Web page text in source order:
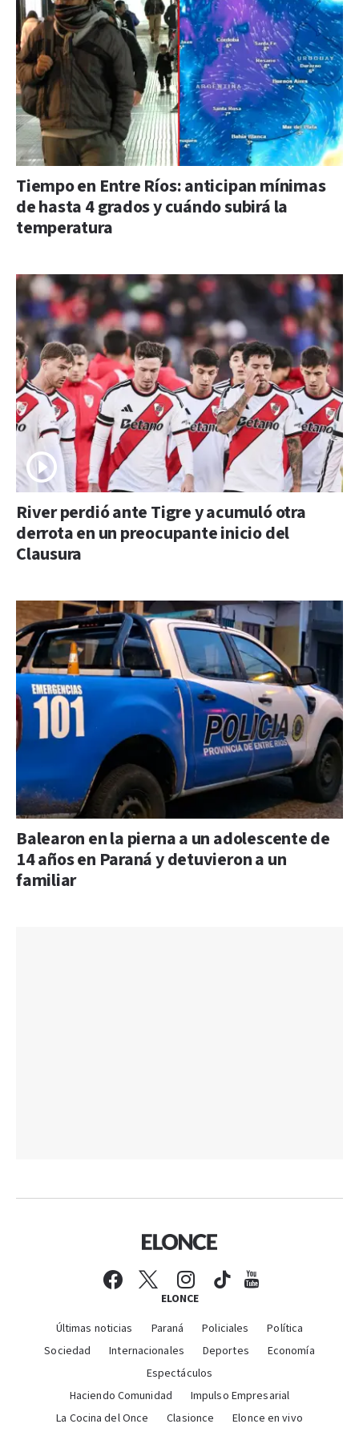
Tiempo en Entre Ríos: anticipan mínimas
de hasta 4 grados y cuándo subirá la
temperatura
River perdió ante Tigre y acumuló otra
derrota en un preocupante inicio del
Clausura
Balearon en la pierna a un adolescente de
14 años en Paraná y detuvieron a un
familiar
ELONCE
Últimas noticias Paraná Policiales
Política
Sociedad
Internacionales Deportes
Economía
Espectáculos
Haciendo Comunidad
Impulso Empresarial
La Cocina del Once
Clasionce Elonce en vivo